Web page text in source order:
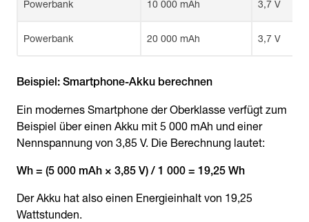
Powerbank 10 000 mAh 3,7 V
Powerbank 20 000 mAh 3,7 V
Beispiel: Smartphone-Akku berechnen
Ein modernes Smartphone der Oberklasse verfügt zum
Beispiel über einen Akku mit 5 000 mAh und einer
Nennspannung von 3,85 V. Die Berechnung lautet:
Wh = (5 000 mAh × 3,85 V) / 1 000 = 19,25 Wh
Der Akku hat also einen Energieinhalt von 19,25
Wattstunden.